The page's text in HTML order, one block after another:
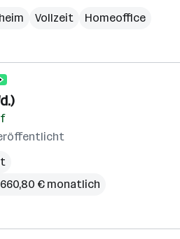
Vollzeit Homeoffice
€ monatlich